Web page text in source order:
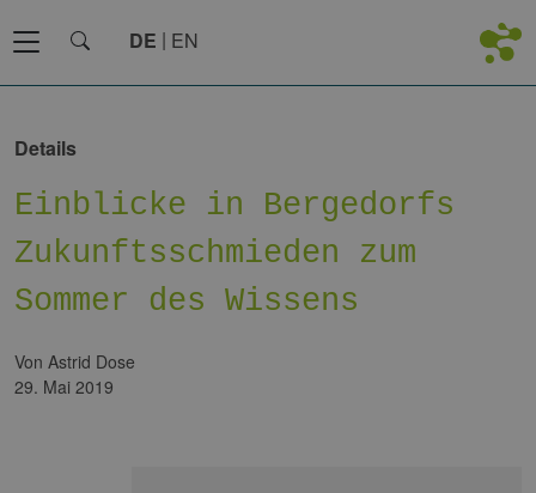
DE EN
Details
Einblicke in Bergedorfs
Zukunftsschmieden zum
Sommer des Wissens
von Astrid Dose
29. Mai 2019